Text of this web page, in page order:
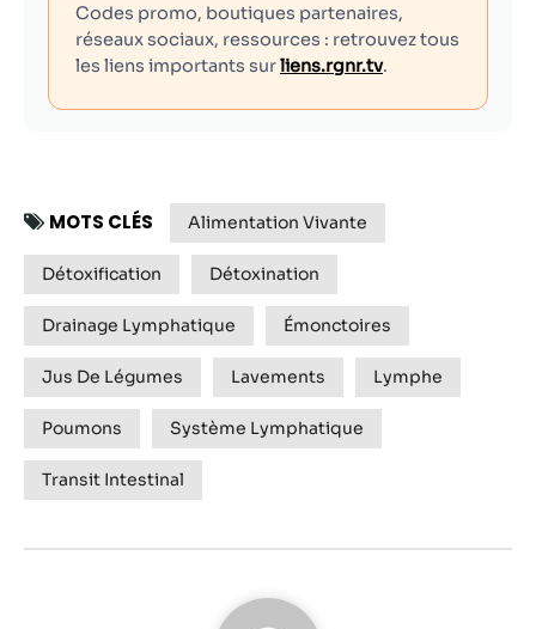
Codes promo, boutiques partenaires,
réseaux sociaux, ressources : retrouvez tous
les liens importants surliens.rgnr.tv.
MOTS CLÉS Alimentation Vivante
Détoxification Détoxination
Drainage Lymphatique Émonctoires
Jus De Légumes Lavements Lymphe
Poumons Système Lymphatique
Transit Intestinal